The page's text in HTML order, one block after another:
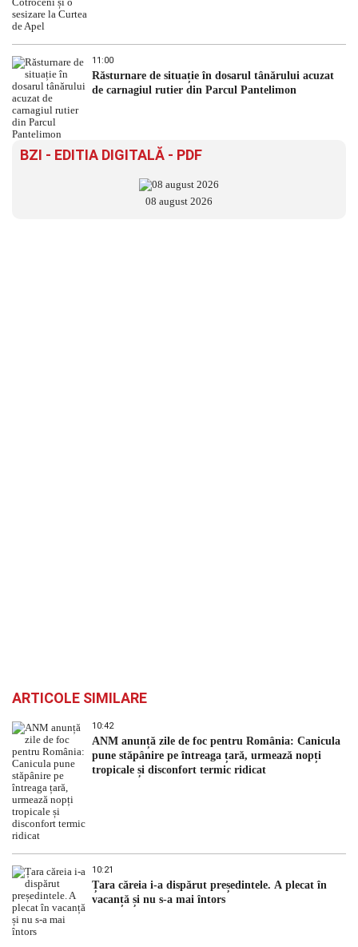
11:00
Răsturnare de situație în dosarul tânărului acuzat
de carnagiul rutier din Parcul Pantelimon
BZI - EDITIA DIGITALĂ - PDF
08 august 2026
ARTICOLE SIMILARE
10:42
ANM anunță zile de foc pentru România: Canicula
pune stăpânire pe întreaga țară, urmează nopți
tropicale și disconfort termic ridicat
10:21
Țara căreia i-a dispărut președintele. A plecat în
vacanță și nu s-a mai întors